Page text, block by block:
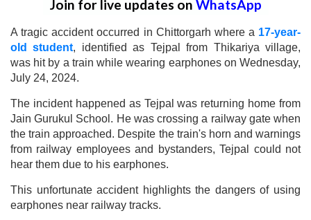
Join for live updates on WhatsApp
A tragic accident occurred in Chittorgarh where a 17-year-
old student, identified as Tejpal from Thikariya village,
was hit by a train while wearing earphones on Wednesday,
July 24, 2024.
The incident happened as Tejpal was returning home from
Jain Gurukul School. He was crossing a railway gate when
the train approached. Despite the train's horn and warnings
from railway employees and bystanders, Tejpal could not
hear them due to his earphones.
This unfortunate accident highlights the dangers of using
earphones near railway tracks.